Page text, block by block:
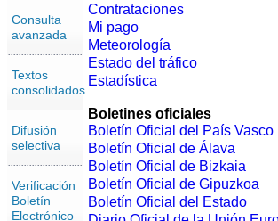
Consulta
avanzada
Textos
consolidados
Difusión
selectiva
Verificación
Boletín
Electrónico
Contrataciones
Mi pago
Meteorología
Estado del tráfico
Estadística
Boletines oficiales
Boletín Oficial del País Vasco
Boletín Oficial de Álava
Boletín Oficial de Bizkaia
Boletín Oficial de Gipuzkoa
Boletín Oficial del Estado